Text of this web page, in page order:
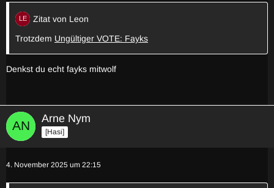
Zitat von Leon
Trotzdem Ungültiger VOTE: Fayks
Denkst du echt fayks mitwolf
Arne Nym
[Hasi]
4. November 2025 um 22:15